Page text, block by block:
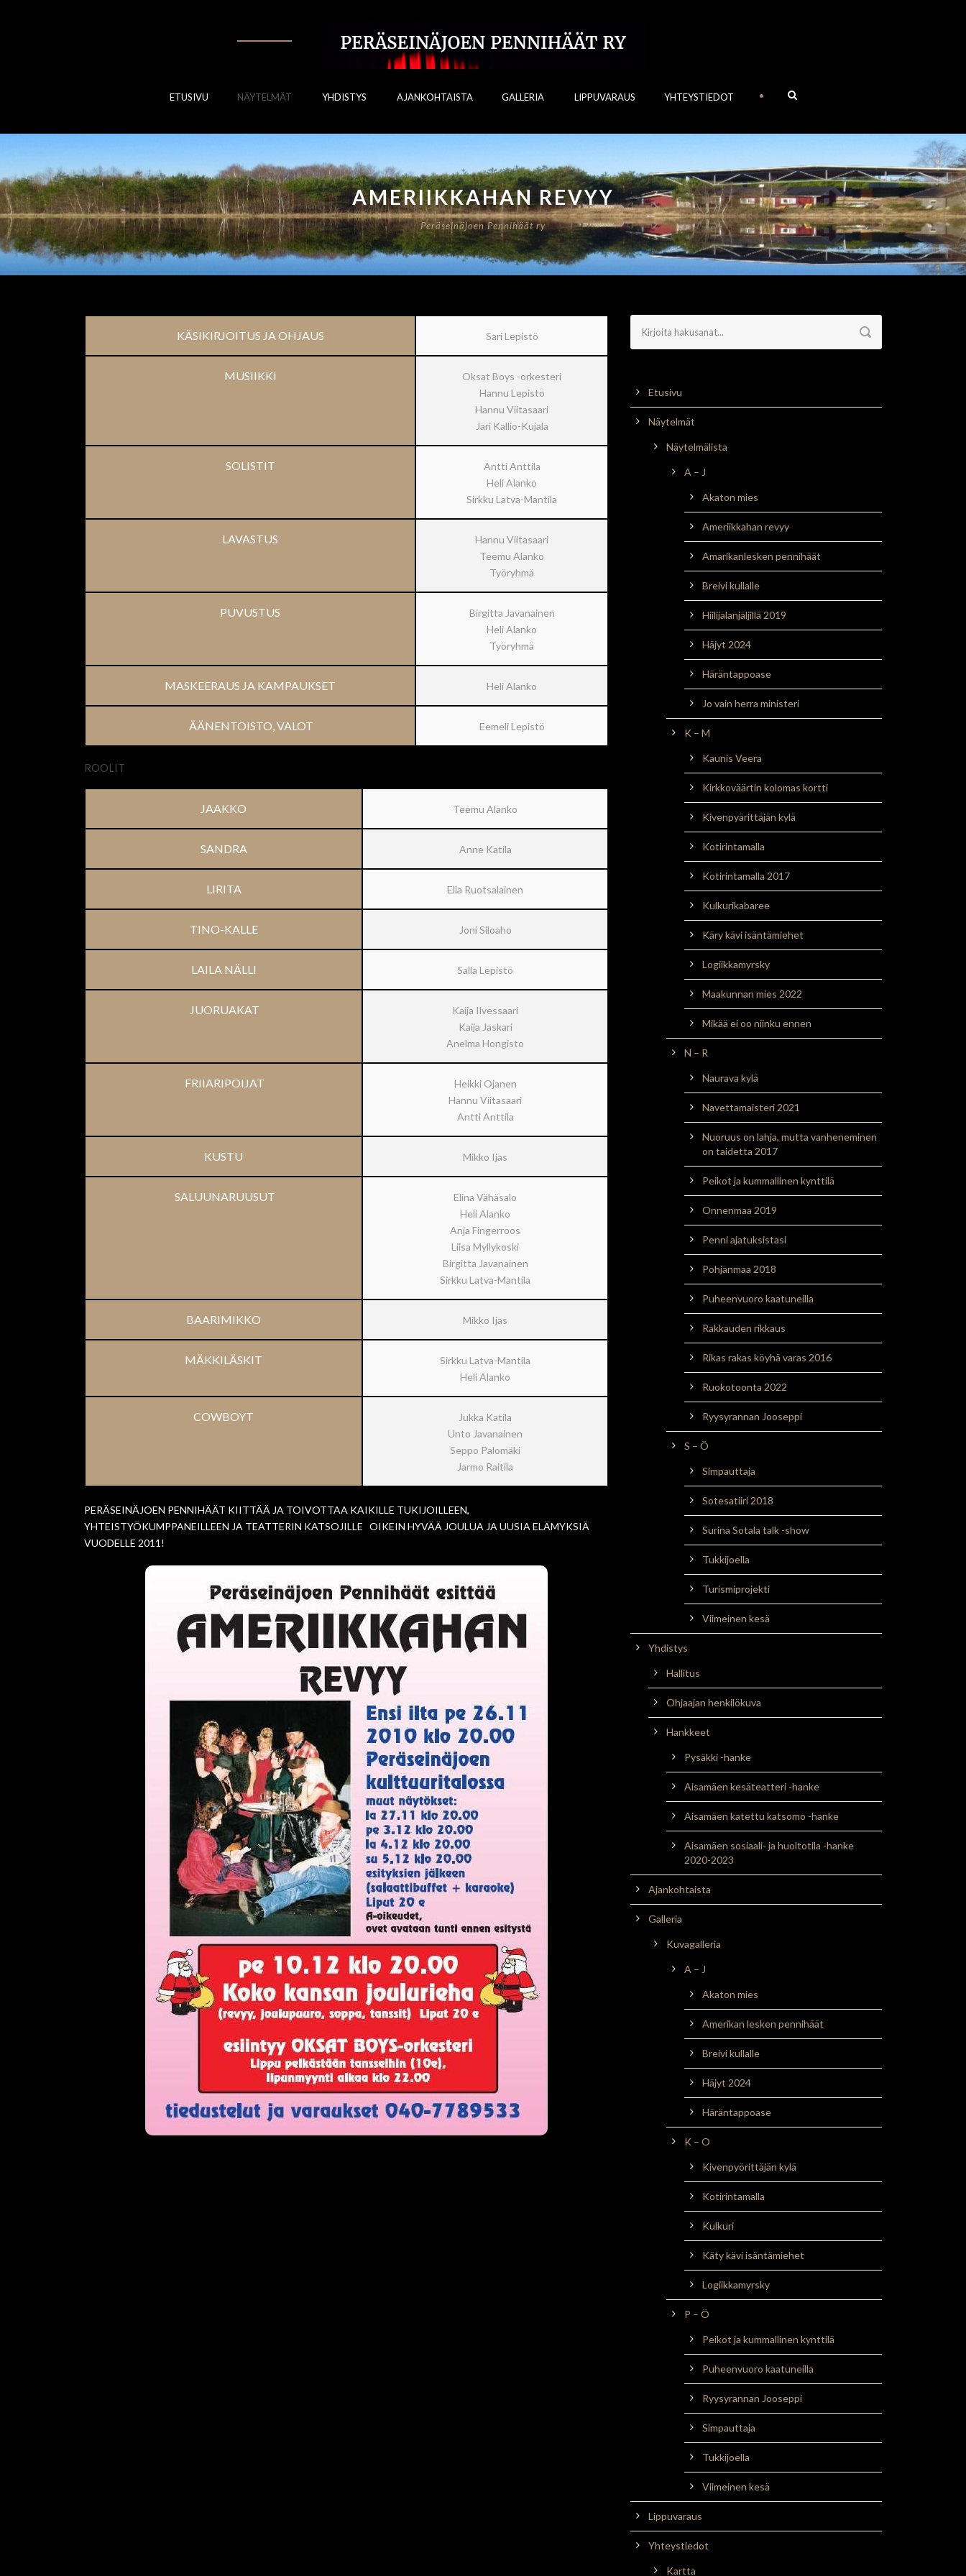
ETUSIVU NÄYTELMÄT YHDISTYS AJANKOHTAISTA GALLERIA LIPPUVARAUS YHTEYSTIEDOT •
AMERIIKKAHAN REVYY
Peräseinäjoen Pennihäät ry
KÄSIKIRJOITUS JA OHJAUS Sari Lepistö
MUSIIKKI
Oksat Boys -orkesteri
Hannu Lepistö
Hannu Viitasaari
Jari Kallio-Kujala
SOLISTIT
Antti Anttila
Heli Alanko
Sirkku Latva-Mantila
LAVASTUS
Hannu Viitasaari
Teemu Alanko
Työryhmä
PUVUSTUS
Birgitta Javanainen
Heli Alanko
Työryhmä
MASKEERAUS JA KAMPAUKSET Heli Alanko
ÄÄNENTOISTO, VALOT Eemeli Lepistö
ROOLIT
JAAKKO Teemu Alanko
SANDRA Anne Katila
LIRITA Ella Ruotsalainen
TINO-KALLE Joni Siloaho
LAILA NÄLLI Salla Lepistö
JUORUAKAT
Kaija Ilvessaari
Kaija Jaskari
Anelma Hongisto
FRIIARIPOIJAT
Heikki Ojanen
Hannu Viitasaari
Antti Anttila
KUSTU Mikko Ijas
SALUUNARUUSUT
Elina Vähäsalo
Heli Alanko
Anja Fingerroos
Liisa Myllykoski
Birgitta Javanainen
Sirkku Latva-Mantila
BAARIMIKKO Mikko Ijas
MÄKKILÄSKIT
Sirkku Latva-Mantila
Heli Alanko
COWBOYT
Jukka Katila
Unto Javanainen
Seppo Palomäki
Jarmo Raitila
PERÄSEINÄJOEN PENNIHÄÄT KIITTÄÄ JA TOIVOTTAA KAIKILLE TUKIJOILLEEN,
YHTEISTYÖKUMPPANEILLEEN JA TEATTERIN KATSOJILLE OIKEIN HYVÄÄ JOULUA JA UUSIA ELÄMYKSIÄ
VUODELLE 2011!
Etusivu
Näytelmät
Näytelmälista
A – J
Akaton mies
Ameriikkahan revyy
Amarikanlesken pennihäät
Breivi kullalle
Hiilijalanjäljillä 2019
Häjyt 2024
Häräntappoase
Jo vain herra ministeri
K – M
Kaunis Veera
Kirkkoväärtin kolomas kortti
Kivenpyärittäjän kylä
Kotirintamalla
Kotirintamalla 2017
Kulkurikabaree
Käry kävi isäntämiehet
Logiikkamyrsky
Maakunnan mies 2022
Mikää ei oo niinku ennen
N – R
Naurava kylä
Navettamaisteri 2021
Nuoruus on lahja, mutta vanheneminen
on taidetta 2017
Peikot ja kummallinen kynttilä
Onnenmaa 2019
Penni ajatuksistasi
Pohjanmaa 2018
Puheenvuoro kaatuneilla
Rakkauden rikkaus
Rikas rakas köyhä varas 2016
Ruokotoonta 2022
Ryysyrannan Jooseppi
S – Ö
Simpauttaja
Sotesatiiri 2018
Surina Sotala talk -show
Tukkijoella
Turismiprojekti
Viimeinen kesä
Yhdistys
Hallitus
Ohjaajan henkilökuva
Hankkeet
Pysäkki -hanke
Aisamäen kesäteatteri -hanke
Aisamäen katettu katsomo -hanke
Aisamäen sosiaali- ja huoltotila -hanke
2020-2023
Ajankohtaista
Galleria
Kuvagalleria
A – J
Akaton mies
Amerikan lesken pennihäät
Breivi kullalle
Häjyt 2024
Häräntappoase
K – O
Kivenpyörittäjän kylä
Kotirintamalla
Kulkuri
Käty kävi isäntämiehet
Logiikkamyrsky
P – Ö
Peikot ja kummallinen kynttilä
Puheenvuoro kaatuneilla
Ryysyrannan Jooseppi
Simpauttaja
Tukkijoella
Viimeinen kesä
Lippuvaraus
Yhteystiedot
Kartta